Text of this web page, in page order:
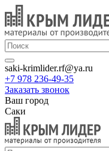
saki-krimlider.rf@ya.ru
+7 978 236-49-35
Заказать звонок
Ваш город
Саки